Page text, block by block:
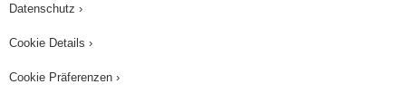
Datenschutz ›
Cookie Details ›
Cookie Präferenzen ›